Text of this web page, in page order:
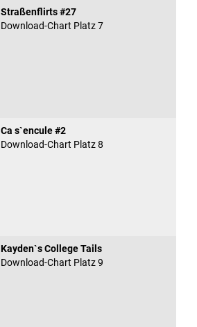
Straßenflirts #27
Download-Chart Platz 7
Ca s`encule #2
Download-Chart Platz 8
Kayden`s College Tails
Download-Chart Platz 9